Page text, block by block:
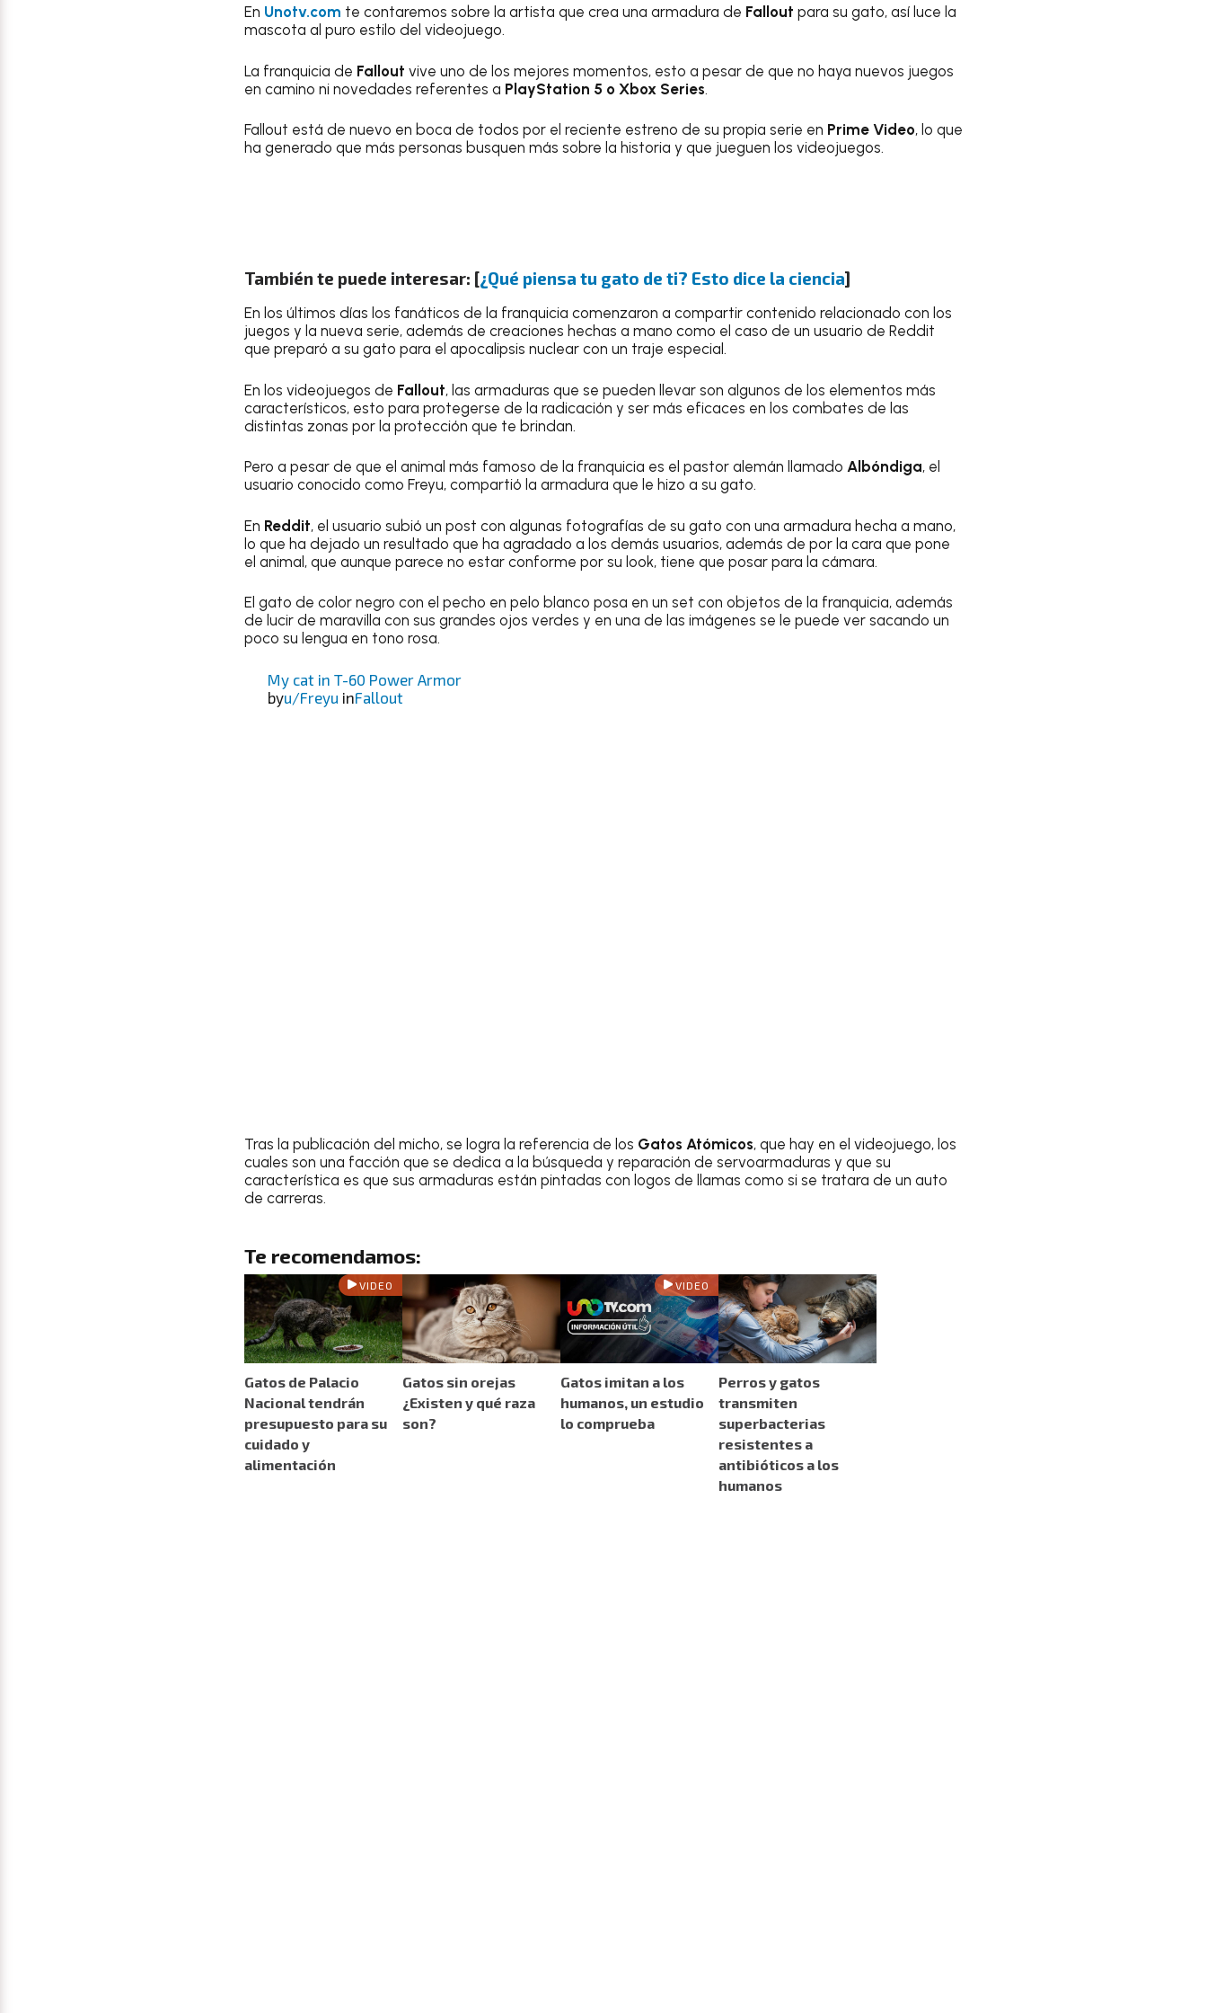
En Unotv.com te contaremos sobre la artista que crea una armadura de Fallout para su gato, así luce la
mascota al puro estilo del videojuego.
La franquicia de Fallout vive uno de los mejores momentos, esto a pesar de que no haya nuevos juegos
en camino ni novedades referentes a PlayStation 5 o Xbox Series.
Fallout está de nuevo en boca de todos por el reciente estreno de su propia serie en Prime Video, lo que
ha generado que más personas busquen más sobre la historia y que jueguen los videojuegos.
También te puede interesar: [¿Qué piensa tu gato de ti? Esto dice la ciencia]
En los últimos días los fanáticos de la franquicia comenzaron a compartir contenido relacionado con los
juegos y la nueva serie, además de creaciones hechas a mano como el caso de un usuario de Reddit
que preparó a su gato para el apocalipsis nuclear con un traje especial.
En los videojuegos de Fallout, las armaduras que se pueden llevar son algunos de los elementos más
característicos, esto para protegerse de la radicación y ser más eficaces en los combates de las
distintas zonas por la protección que te brindan.
Pero a pesar de que el animal más famoso de la franquicia es el pastor alemán llamado Albóndiga, el
usuario conocido como Freyu, compartió la armadura que le hizo a su gato.
En Reddit, el usuario subió un post con algunas fotografías de su gato con una armadura hecha a mano,
lo que ha dejado un resultado que ha agradado a los demás usuarios, además de por la cara que pone
el animal, que aunque parece no estar conforme por su look, tiene que posar para la cámara.
El gato de color negro con el pecho en pelo blanco posa en un set con objetos de la franquicia, además
de lucir de maravilla con sus grandes ojos verdes y en una de las imágenes se le puede ver sacando un
poco su lengua en tono rosa.
My cat in T-60 Power Armor
byu/Freyu inFallout
Tras la publicación del micho, se logra la referencia de los Gatos Atómicos, que hay en el videojuego, los
cuales son una facción que se dedica a la búsqueda y reparación de servoarmaduras y que su
característica es que sus armaduras están pintadas con logos de llamas como si se tratara de un auto
de carreras.
Te recomendamos:
VIDEO
Gatos de Palacio
Nacional tendrán
presupuesto para su
cuidado y
alimentación
Gatos sin orejas
¿Existen y qué raza
son?
VIDEO
Gatos imitan a los
humanos, un estudio
lo comprueba
Perros y gatos
transmiten
superbacterias
resistentes a
antibióticos a los
humanos